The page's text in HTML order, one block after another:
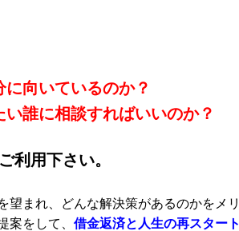
向いているのか？
誰に相談すればいいのか？
利用下さい。
望まれ、どんな解決策があるのかをメリ
案をして、 借金返済と人生の再スタート